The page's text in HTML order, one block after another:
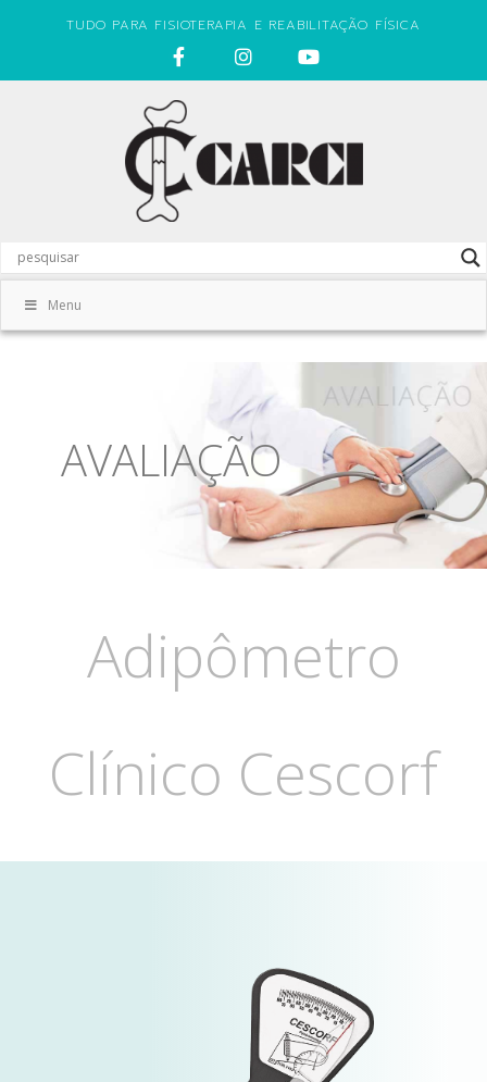
TUDO PARA FISIOTERAPIA E REABILITAÇÃO FÍSICA
Menu
AVALIAÇÃO
Adipômetro
Clínico Cescorf